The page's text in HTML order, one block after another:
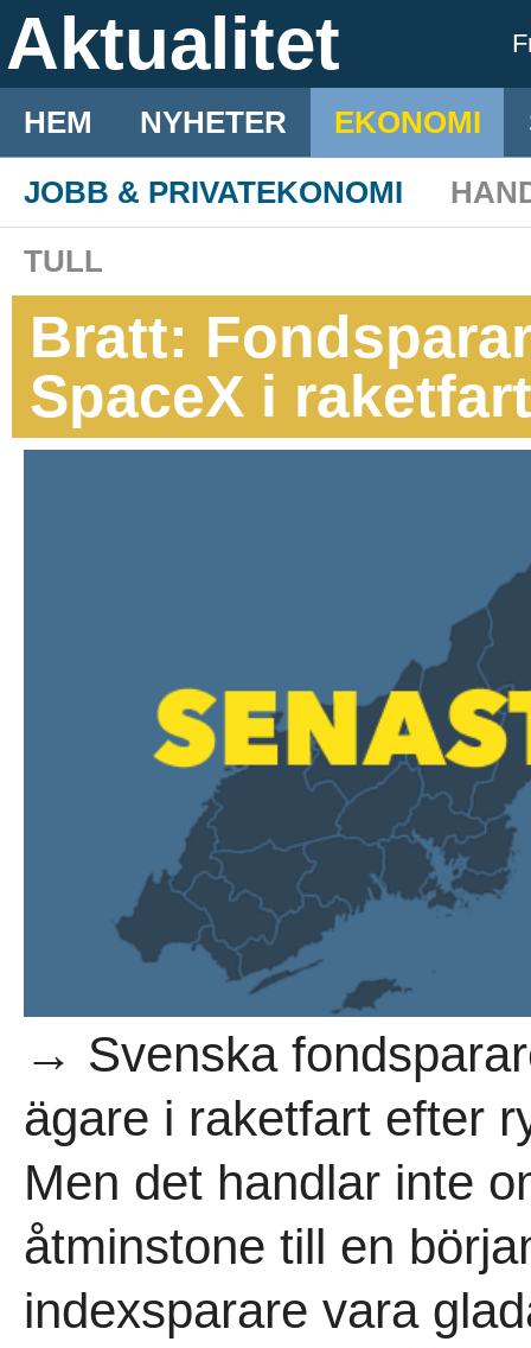
Aktualitet
HEM NYHETER EKONOMI
JOBB & PRIVATEKONOMI
TULL
Bratt:
SpaceX i
→ Svenska
ägare i raketfart efter
Men det handlar inte
åtminstone till en
indexsparare vara